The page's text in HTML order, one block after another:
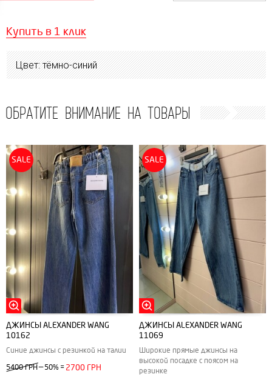
Купить в 1 клик
Цвет: тёмно-синий
ОБРАТИТЕ ВНИМАНИЕ НА ТОВАРЫ
SALE
ДЖИНСЫ ALEXANDER WANG
10162
Синие джинсы с резинкой на талии
5400 ГРН — 50% = 2700 ГРН
SALE
ДЖИНСЫ ALEXANDER WANG
11069
Широкие прямые джинсы на
высокой посадке с поясом на
резинке